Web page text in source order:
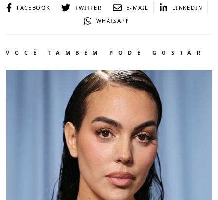
FACEBOOK TWITTER E-MAIL
LINKEDIN
WHATSAPP
VOCÊ TAMBÉM PODE GOSTAR